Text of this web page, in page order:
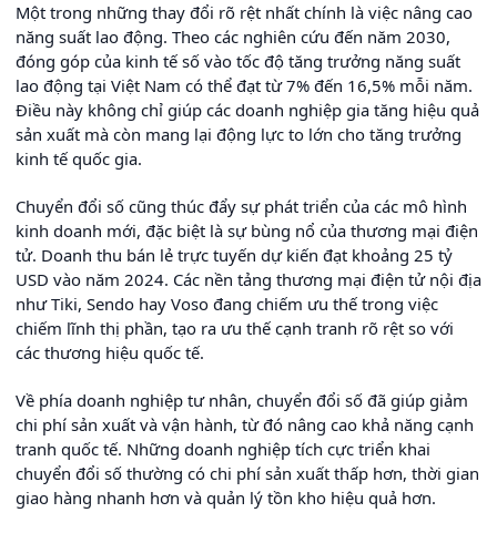
Một trong những thay đổi rõ rệt nhất chính là việc nâng cao
năng suất lao động. Theo các nghiên cứu đến năm 2030,
đóng góp của kinh tế số vào tốc độ tăng trưởng năng suất
lao động tại Việt Nam có thể đạt từ 7% đến 16,5% mỗi năm.
Điều này không chỉ giúp các doanh nghiệp gia tăng hiệu quả
sản xuất mà còn mang lại động lực to lớn cho tăng trưởng
kinh tế quốc gia.
Chuyển đổi số cũng thúc đẩy sự phát triển của các mô hình
kinh doanh mới, đặc biệt là sự bùng nổ của thương mại điện
tử. Doanh thu bán lẻ trực tuyến dự kiến đạt khoảng 25 tỷ
USD vào năm 2024. Các nền tảng thương mại điện tử nội địa
như Tiki, Sendo hay Voso đang chiếm ưu thế trong việc
chiếm lĩnh thị phần, tạo ra ưu thế cạnh tranh rõ rệt so với
các thương hiệu quốc tế.
Về phía doanh nghiệp tư nhân, chuyển đổi số đã giúp giảm
chi phí sản xuất và vận hành, từ đó nâng cao khả năng cạnh
tranh quốc tế. Những doanh nghiệp tích cực triển khai
chuyển đổi số thường có chi phí sản xuất thấp hơn, thời gian
giao hàng nhanh hơn và quản lý tồn kho hiệu quả hơn.